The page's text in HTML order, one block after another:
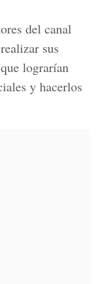
del canal
sus
lograrían
y hacerlos